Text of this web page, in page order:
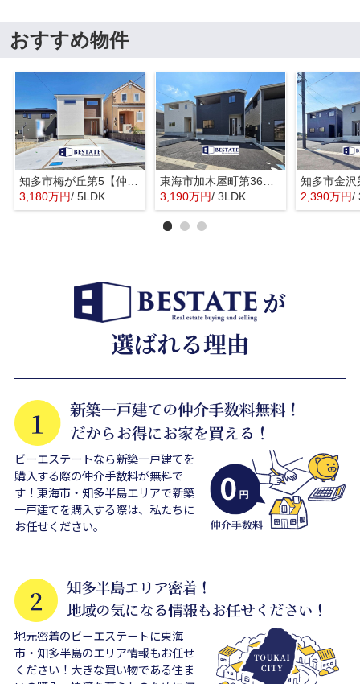
おすすめ物件
3,180万円/ 5LDK
3,190万円/ 3LDK 2,390万円/
ビーエステートなら新築一戸建てを
購入する際の仲介手数料が無料で
す！東海市・知多半島エリアで新築
一戸建てを購入する際は、私たちに
お任せください。
地元密着のビーエステートに東海
市・知多半島のエリア情報もお任せ
ください！大きな買い物である住ま